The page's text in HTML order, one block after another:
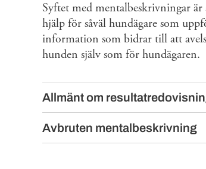
Syftet med mentalbeskrivningar
hjälp för såväl hundägare som
information som bidrar till att
hunden själv som för hundägaren.
Allmänt om
Avbruten mentalbeskrivning